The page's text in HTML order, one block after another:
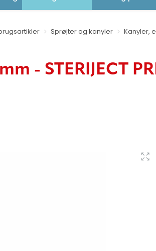
Sprøjter og kanyler Kanyler,
- STERIJECT